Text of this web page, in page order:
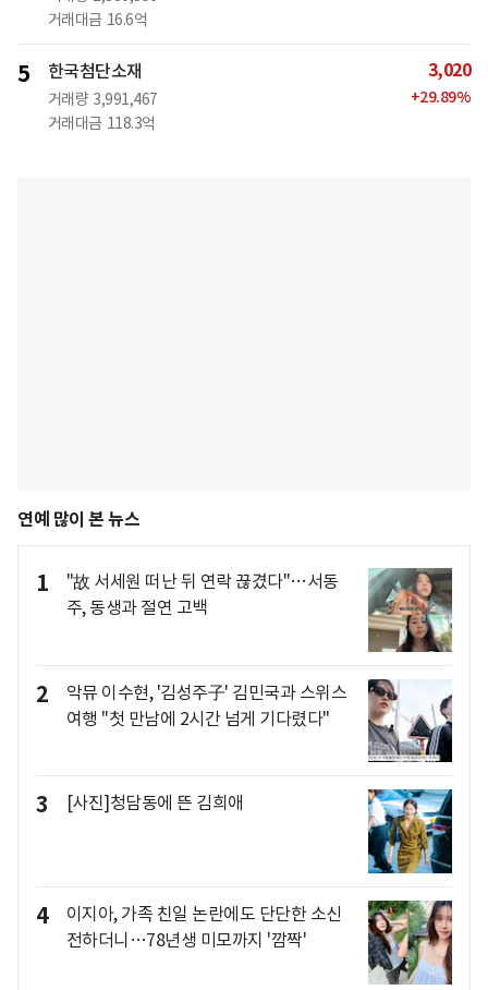
거래대금 16.6억
5 한국첨단소재
거래량 3,991,467
거래대금 118.3억
3,020
+29.89%
연예 많이 본 뉴스
1
"故 서세원 떠난 뒤 연락 끊겼다"…서동
주, 동생과 절연 고백
2
악뮤 이수현, '김성주子' 김민국과 스위스
여행 "첫 만남에 2시간 넘게 기다렸다"
3 [사진]청담동에 뜬 김희애
4
이지아, 가족 친일 논란에도 단단한 소신
전하더니…78년생 미모까지 '깜짝'